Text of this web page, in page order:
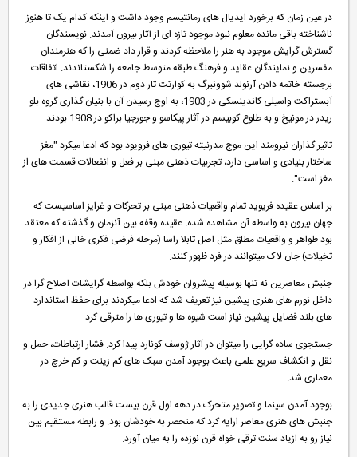
در عین زمان که برخورد ایدیال های رمانتیسم وجود داشت و اینکه کدام یک تا هنوز
ناشناخته باقی مانده معلوم نبود موجود تازه ای از آثار بیرون آمدند. نویسندگان
گسترش گرایش موجود به هنر را ملاحظه کردند و قرار داد ضمنی را که هنرمندان
مفسرین و نمایندگان عقاید و فرهنگ طبقه متوسط جامعه را شکستاندند. اتفاقات
برجسته خاتمه دادن آرنولد شوونبرگ به کوارتت تار دوم در 1906، نقاشی های
آبستراکت واسیلی کاندینسکی در 1903، به اوج رسیدن آن با بنیان گذاری گروه بلو
ریدر در مونیخ و به طلوع کوبیسم در آثار پیکاسو و جورجیا براکو در 1908 بودند.
تاثیر گذاران نیرومند این موج مدرنیته تیوری های فرویود بود که ادعا میکرد "مغز
ساختار بنیادی و اساسی دارد، تجربیات ذهنی مبنی بر فعل و انفعالات قسمت های از
مغز است".
بر اساس عقیده فریوید تمام واقعیات ذهنی مبنی بر تحرکات و غرایز اساسیست که
جهان بیرون به واسطه آن مشاهده شده. عقیده وقفه بین آنزمان و گذشته که معتقد
بود ظواهر و واقعیات مطلق مثل اصل تابلا راسا (مرحله فرضی فکری خالی از افکار و
تخیلات) جان لاک میتوانند در فرد ظهور کنند.
جنبش معاصرین نه تنها بوسیله پیشروان خودش بلکه بواسطه گرایشات اصلاح گرا در
داخل نورم های هنری پیشین نیز تعریف شد که ادعا میکردند برای حفظ استاندارد
های بلند فضایل پیشین نیاز است شیوه ها و تیوری ها را مترقی کرد.
جستجوی ساده گرایی را میتوان در آثار ژوسف کونارد پیدا کرد. فشار ارتباطات، حمل و
نقل و انکشاف سریع علمی باعث بوجود آمدن سبک های کم زینت و کم خرچ در
معماری شد.
بوجود آمدن سینما و تصویر متحرک در دهه اول قرن بیست قالب هنری جدیدی را به
جنبش های هنری معاصر ارایه کرد که منحصر به خودشان بود. و رابطه مستقیم بین
نیاز رو به ازیاد سنت ترقی خواه قرن نوزده را به میان آورد.